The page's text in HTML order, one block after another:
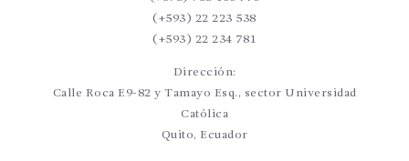
(+593) 22 223 538
(+593) 22 234 781
Dirección:
Calle Roca E9-82 y Tamayo Esq., sector Universidad
Católica
Quito, Ecuador